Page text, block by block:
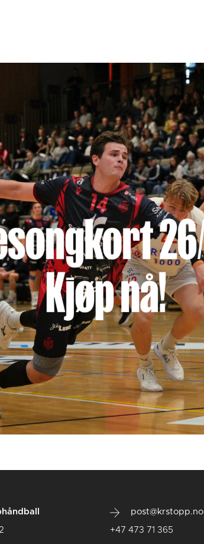
post@krstopp.no
+47 473 71 365